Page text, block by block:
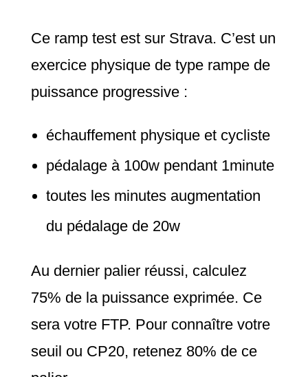
Ce ramp test est sur Strava. C’est un
exercice physique de type rampe de
puissance progressive :
échauffement physique et cycliste
pédalage à 100w pendant 1minute
toutes les minutes augmentation
du pédalage de 20w
Au dernier palier réussi, calculez
75% de la puissance exprimée. Ce
sera votre FTP. Pour connaître votre
seuil ou CP20, retenez 80% de ce